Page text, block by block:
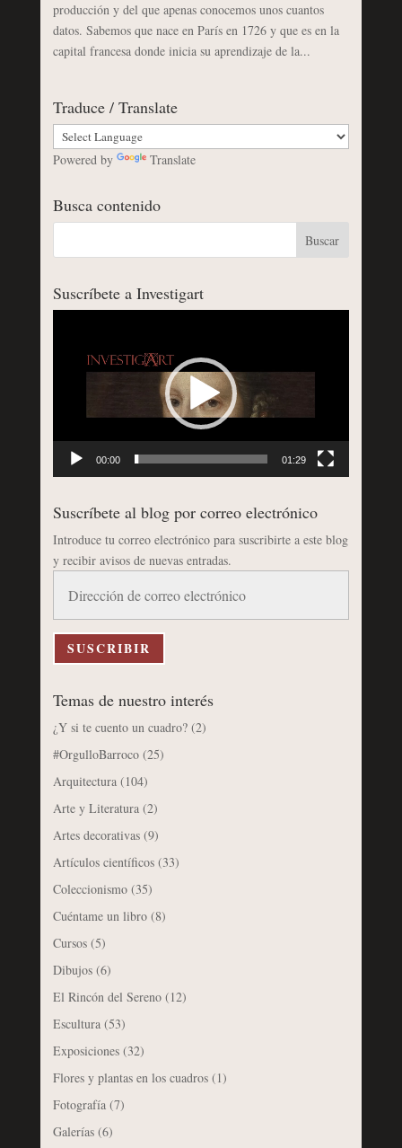
producción y del que apenas conocemos unos cuantos
datos. Sabemos que nace en París en 1726 y que es en la
capital francesa donde inicia su aprendizaje de la...
Traduce / Translate
Powered by Translate
Busca contenido
Suscríbete a Investigart
00:00 01:29
Suscríbete al blog por correo electrónico
Introduce tu correo electrónico para suscribirte a este blog
y recibir avisos de nuevas entradas.
correo
electrónico
SUSCRIBIR
Temas de nuestro interés
¿Y si te cuento un cuadro?(2)
#OrgulloBarroco(25)
Arquitectura(104)
Arte y Literatura(2)
Artes decorativas(9)
Artículos científicos(33)
Coleccionismo(35)
Cuéntame un libro(8)
Cursos(5)
Dibujos(6)
El Rincón del Sereno(12)
Escultura(53)
Exposiciones(32)
Flores y plantas en los cuadros(1)
Fotografía(7)
Galerías(6)